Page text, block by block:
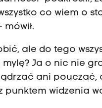
co wiem o
mówił.
ale do tego
Ja o nic nie
ani
widzenia